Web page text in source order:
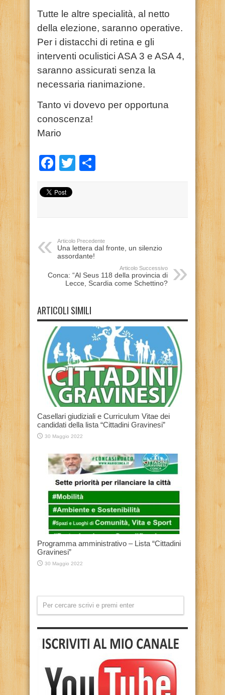
Tutte le altre specialità, al netto
della elezione, saranno operative.
Per i distacchi di retina e gli
interventi oculistici ASA 3 e ASA 4,
saranno assicurati senza la
necessaria rianimazione.
Tanto vi dovevo per opportuna
conoscenza!
Mario
Facebook
Twitter
Articolo Precedente
Una lettera dal fronte, un silenzio
assordante!
Articolo Successivo
Conca: “Al Seus 118 della provincia di
Lecce, Scardia come Schettino?
ARTICOLI SIMILI
Casellari giudiziali e Curriculum Vitae dei
candidati della lista “Cittadini Gravinesi”
30 Maggio 2022
Programma amministrativo – Lista “Cittadini
Gravinesi”
30 Maggio 2022